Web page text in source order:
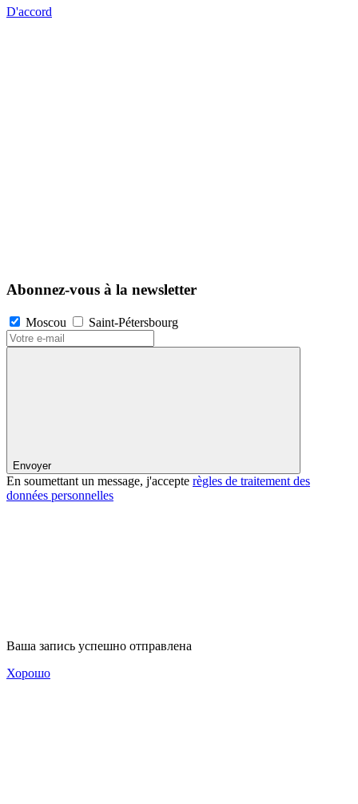
D'accord
Abonnez-vous à la newsletter
Moscou Saint-Pétersbourg
Envoyer
En soumettant un message, j'accepte règles de traitement des
données personnelles
Ваша запись успешно отправлена
Хорошо